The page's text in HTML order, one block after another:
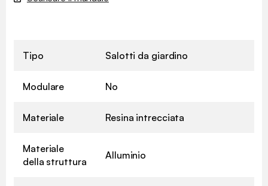
Tipo Salotti da giardino
Modulare No
Materiale Resina intrecciata
Materiale
della struttura
Alluminio